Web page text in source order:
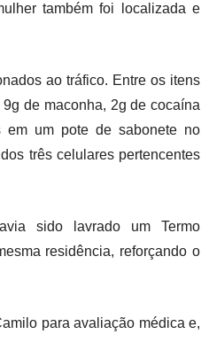
também foi localizada e
ao tráfico. Entre os itens
de maconha, 2g de cocaína
em um pote de sabonete no
três celulares pertencentes
sido lavrado um Termo
residência, reforçando o
para avaliação médica e,